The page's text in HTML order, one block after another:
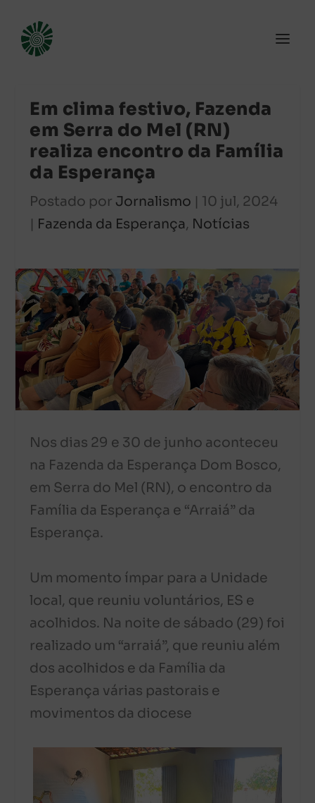
Em clima festivo, Fazenda
em Serra do Mel (RN)
realiza encontro da Família
da Esperança
Postado por Jornalismo | 10 jul, 2024
| Fazenda da Esperança, Notícias
Nos dias 29 e 30 de junho aconteceu
na Fazenda da Esperança Dom Bosco,
em Serra do Mel (RN), o encontro da
Família da Esperança e “Arraiá” da
Esperança.
Um momento ímpar para a Unidade
local, que reuniu voluntários, ES e
acolhidos. Na noite de sábado (29) foi
realizado um “arraiá”, que reuniu além
dos acolhidos e da Família da
Esperança várias pastorais e
movimentos da diocese